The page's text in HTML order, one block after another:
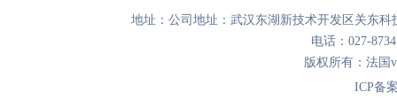
地址：公司地址：武汉东湖新技术开发区关东
电话：027-
版权所有：法
ICP备